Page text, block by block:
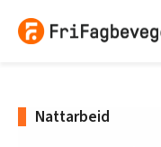
Nattarbeid